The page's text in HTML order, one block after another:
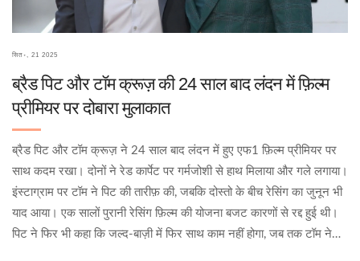
सित॰, 21 2025
ब्रैड पिट और टॉम क्रूज़ की 24 साल बाद लंदन में फ़िल्म
प्रीमियर पर दोबारा मुलाकात
ब्रैड पिट और टॉम क्रूज़ ने 24 साल बाद लंदन में हुए एफ1 फ़िल्म प्रीमियर पर
साथ कदम रखा। दोनों ने रेड कार्पेट पर गर्मजोशी से हाथ मिलाया और गले लगाया।
इंस्टाग्राम पर टॉम ने पिट की तारीफ़ की, जबकि दोस्तो के बीच रेसिंग का जुनून भी
याद आया। एक सालों पुरानी रेसिंग फ़िल्म की योजना बजट कारणों से रद्द हुई थी।
पिट ने फिर भी कहा कि जल्द‑बाज़ी में फिर साथ काम नहीं होगा, जब तक टॉम ने